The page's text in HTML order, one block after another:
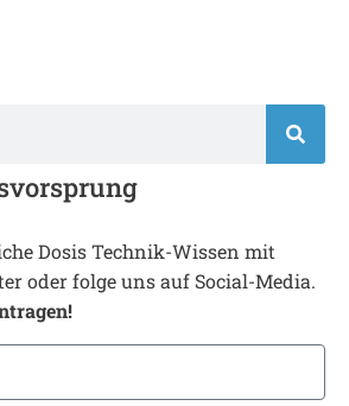
Dosis Technik-Wissen mit
oder folge uns auf Social-Media.